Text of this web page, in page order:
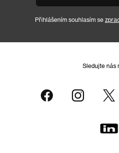
Přihlášením souhlasím se
Sledujte nás